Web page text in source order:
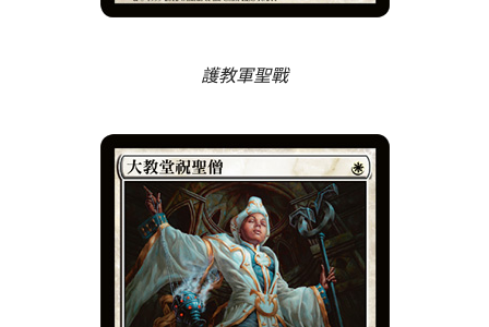
護教軍聖戰